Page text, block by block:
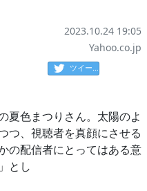
2023.10.24 19:05
Yahoo.co.jp
ツイート
夏色まつりさん。太陽のよ
つ、視聴者を真顔にさせる
の配信者にとってはある意
とし